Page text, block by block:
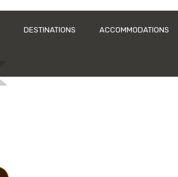
DESTINATIONS ACCOMMODATIONS